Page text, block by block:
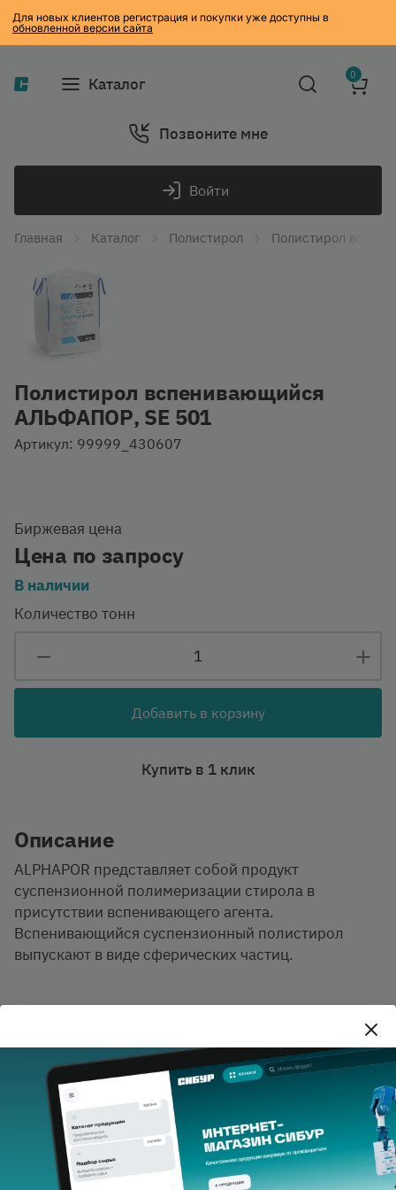
Для новых клиентов регистрация и покупки уже доступны в
обновленной версии сайта
Каталог 0
Позвоните мне
Войти
Главная Каталог Полистирол Полистирол
Полистирол вспенивающийся
АЛЬФАПОР, SE 501
Артикул: 99999_430607
Биржевая цена
Цена по запросу
В наличии
Количество тонн
Добавить в корзину
Купить в 1 клик
Описание
ALPHAPOR представляет собой продукт
суспензионной полимеризации стирола в
присутствии вспенивающего агента.
Вспенивающийся суспензионный полистирол
выпускают в виде сферических частиц.
TDS ПСВ.pdf Скачать
Характеристики продукта Privacy notice